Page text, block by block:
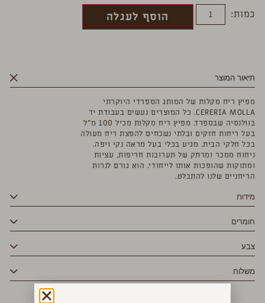
כמות:
הוסף לעגלה
תיאור המוצר
מפיץ ריח מקלות של המותג הספרדי היוקרתי
CERERIA MOLLA. כל המוצרים נעשים בעבודת יד
בוולנסיה שבספרד. מפיץ ריח מקלות מכיל 100 מ”ל
בעל ריחות חזקים ובלתי נשכחים להפצת ריח מעולה
בכל חלקי הבית. מגיע בכלי בעל מראה נקי ויפה.
ניחוח ממכר ומרתק של תערובות חריפות, עציות
ומתוקות שהופכות אותו לייחודי. הוא גורם לנרות
הריחניים שלנו להתבלט.
מידות
חומרים
צבע
משלוח